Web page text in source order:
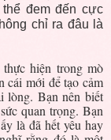
đem đến cực
chỉ ra đâu là
hiện trong mò
cái mới để tạo cảm
lòng. Bạn nên biết
quan trọng. Bạn
là đã hết yêu hay